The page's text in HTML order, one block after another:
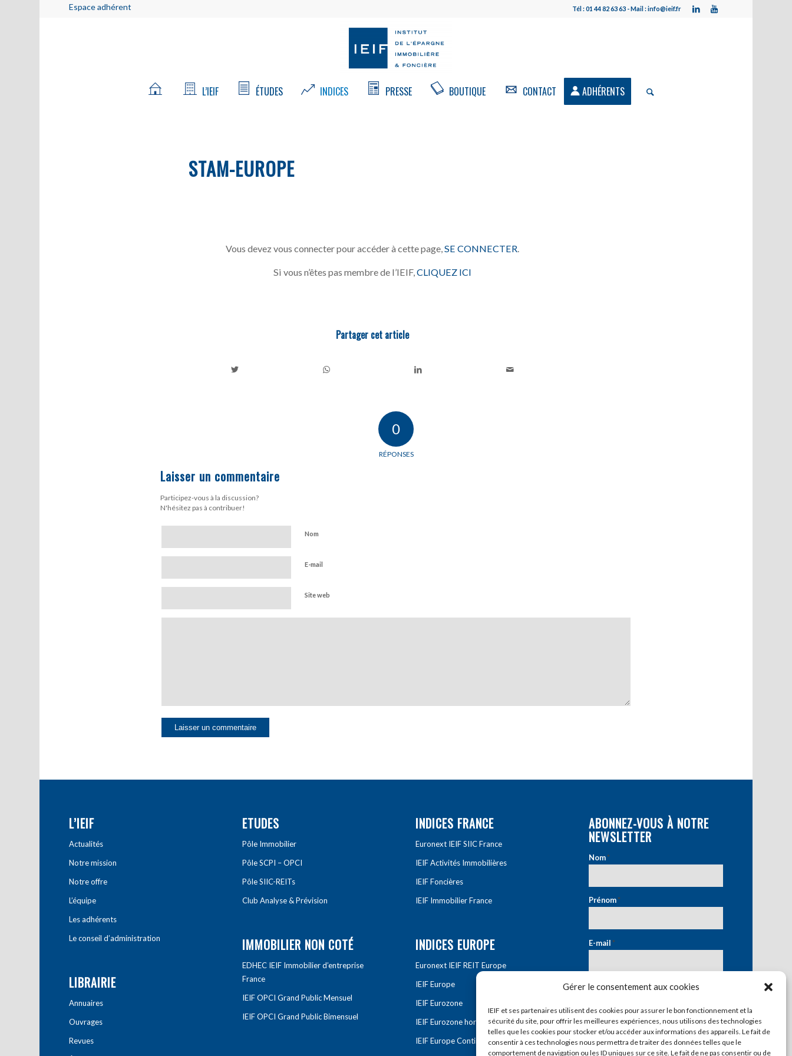
Gérer le consentement aux cookies
IEIF et ses partenaires utilisent des cookies pour assurer le bon fonctionnement et la
sécurité du site, pour offrir les meilleures expériences, nous utilisons des technologies
telles que les cookies pour stocker et/ou accéder aux informations des appareils. Le fait de
consentir à ces technologies nous permettra de traiter des données telles que le
comportement de navigation ou les ID uniques sur ce site. Le fait de ne pas consentir ou de
Espace adhérent Tél : 01 44 82 63 63 - Mail : info@ieif.fr
L’IEIF ÉTUDES INDICES PRESSE BOUTIQUE CONTACT ADHÉRENTS
STAM-EUROPE
Vous devez vous connecter pour accéder à cette page, SE CONNECTER
Si vous n’êtes pas membre de l’IEIF,CLIQUEZ ICI
Partager cet article
0
RÉPONSES
Laisser un commentaire
Participez-vous à la discussion?
N'hésitez pas à contribuer!
Nom
E-mail
Site web
L’IEIF
Actualités
Notre mission
Notre offre
L’équipe
Les adhérents
Le conseil d’administration
LIBRAIRIE
Annuaires
Ouvrages
Revues
ETUDES
Pôle Immobilier
Pôle SCPI – OPCI
Pôle SIIC-REITs
Club Analyse & Prévision
IMMOBILIER NON COTÉ
EDHEC IEIF Immobilier d’entreprise
France
IEIF OPCI Grand Public Mensuel
IEIF OPCI Grand Public Bimensuel
INDICES FRANCE
Euronext IEIF SIIC France
IEIF Activités Immobilières
IEIF Foncières
IEIF Immobilier France
INDICES EUROPE
Euronext IEIF REIT Europe
IEIF Europe
IEIF Eurozone
IEIF Eurozone hors France
IEIF Europe Continentale
ABONNEZ-VOUS À NOTRE
NEWSLETTER
Nom*
Prénom*
E-mail*